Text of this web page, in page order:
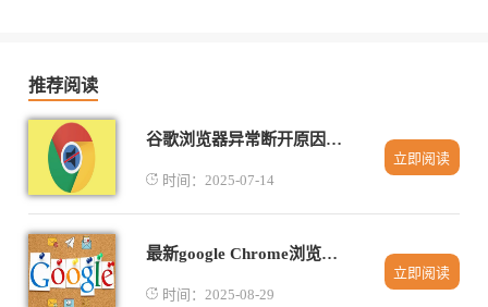
推荐阅读
谷歌浏览器异常断开原因及恢复方案
时间：2025-07-14
立即阅读
最新google Chrome浏览器插件权限设置与安全管理
时间：2025-08-29
立即阅读